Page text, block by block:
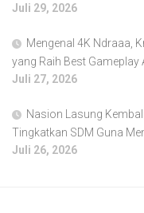
Juli 29, 2026
Mengenal 4K Ndraaa,
yang Raih Best Gameplay
Juli 27, 2026
Nasion Lasung
Tingkatkan SDM Guna
Juli 26, 2026